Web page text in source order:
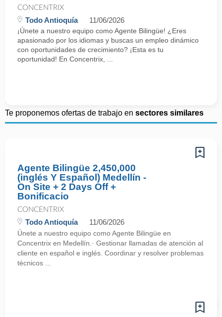
CONCENTRIX
Todo Antioquía 11/06/2026
¡Únete a nuestro equipo como Agente Bilingüe! ¿Eres
apasionado por los idiomas y buscas un empleo dinámico
con oportunidades de crecimiento? ¡Esta es tu
oportunidad! En Concentrix, ...
Te proponemos ofertas de trabajo en sectores similares
Agente Bilingüe 2,450,000
(inglés Y Español) Medellín -
On Site + 2 Days Off +
Bonificacio
CONCENTRIX
Todo Antioquía 11/06/2026
Únete a nuestro equipo como Agente Bilingüe en
Concentrix en Medellín.· Gestionar llamadas de atención al
cliente en español e inglés. Coordinar y resolver problemas
técnicos ...